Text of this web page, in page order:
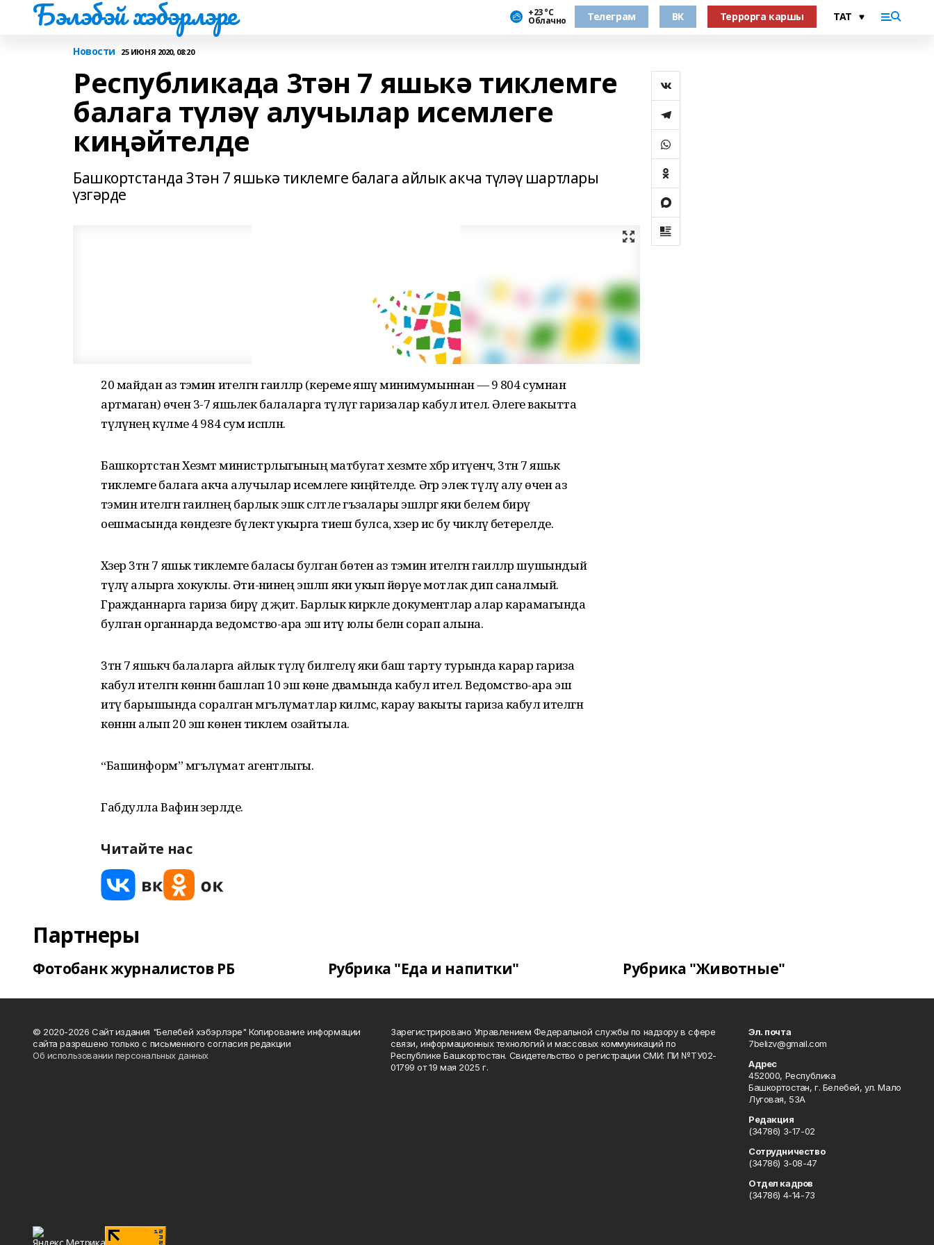
Бэлэбэй хэбэрлэре +23 °С
Облачно Телеграм ВК Террорга каршы
Новости 25 ИЮНЯ 2020, 08:20
Республикада 3тән 7 яшькә тиклемге
балага түләү алучылар исемлеге
киңәйтелде
Башкортстанда 3тән 7 яшькә тиклемге балага айлык акча түләү шартлары
үзгәрде
20 майдан аз тәэмин ителгән гаиләләр (кереме яшәү минимумыннан — 9 804 сумнан
артмаган) өчен 3-7 яшьлек балаларга түләүгә гаризалар кабул ителә. Әлеге вакытта
түләүнең күләме 4 984 сум исәпләнә.
Башкортстан Хезмәт министрлыгының матбугат хезмәте хәбәр итүенчә, 3тән 7 яшькә
тиклемге балага акча алучылар исемлеге киңәйтелде. Әгәр элек түләү алу өчен аз
тәэмин ителгән гаиләнең барлык эшкә сәләтле әгъзалары эшләргә яки белем бирү
оешмасында көндезге бүлектә укырга тиеш булса, хәзер исә бу чикләү бетерелде.
Хәзер 3тән 7 яшькә тиклемге баласы булган бөтен аз тәэмин ителгән гаиләләр шушындый
түләү алырга хокуклы. Әти-әнинең эшләп яки укып йөрүе мотлак дип саналмый.
Гражданнарга гариза бирү дә җитә. Барлык кирәкле документлар алар карамагында
булган органнарда ведомство-ара эш итү юлы белән сорап алына.
3тән 7 яшькәчә балаларга айлык түләү билгеләү яки баш тарту турында карар гариза
кабул ителгән көннән башлап 10 эш көне дәвамында кабул ителә. Ведомство-ара эш
итү барышында соралган мәгълүматлар килмәсә, карау вакыты гариза кабул ителгән
көннән алып 20 эш көненә тиклем озайтыла.
“Башинформ” мәгълүмат агентлыгы.
Габдулла Вафин әзерләде.
Читайте нас
Партнеры
Фотобанк журналистов РБ Рубрика "Еда и напитки" Рубрика "Животные"
© 2020-2026 Сайт издания "Белебей хэбэрлэре" Копирование информации
сайта разрешено только с письменного согласия редакции
Об использовании персональных данных
Зарегистрировано Управлением Федеральной службы по надзору в сфере
связи, информационных технологий и массовых коммуникаций по
Республике Башкортостан. Свидетельство о регистрации СМИ: ПИ №ТУ02-
01799 от 19 мая 2025 г.
Эл. почта
7belizv@gmail.com
Адрес
452000, Республика
Башкортостан, г. Белебей, ул. Мало
Луговая, 53А
Редакция
(34786) 3-17-02
Сотрудничество
(34786) 3-08-47
Отдел кадров
(34786) 4-14-73